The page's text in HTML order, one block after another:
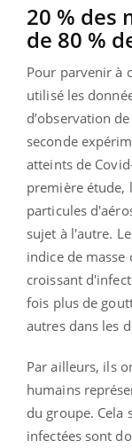
20 % des
de 80 %
Pour parvenir à
utilisé les
d’observation
seconde
atteints de
première étude,
particules
sujet à l'autre.
indice de masse
croissant
fois plus de
autres dans les
Par ailleurs, ils
humains
du groupe. Cela
infectées sont